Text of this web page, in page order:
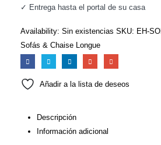
✓ Entrega hasta el portal de su casa
Availability: Sin existencias SKU: EH-
Sofás & Chaise Longue
Añadir a la lista de deseos
Descripción
Información adicional